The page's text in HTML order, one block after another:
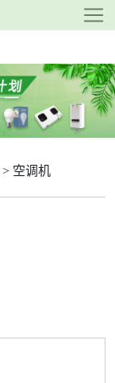
> 空调机